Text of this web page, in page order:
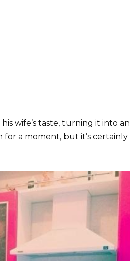
wife’s taste, turning it into an
a moment, but it’s certainly